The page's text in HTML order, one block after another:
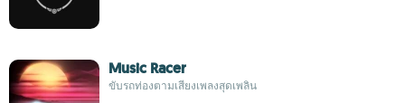
Music Racer
ขับรถท่องตามเสียงเพลงสุดเพลิน